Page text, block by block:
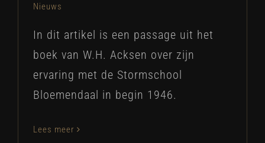
Nieuws
In dit artikel is een passage uit het
boek van W.H. Acksen over zijn
ervaring met de Stormschool
Bloemendaal in begin 1946.
Lees meer